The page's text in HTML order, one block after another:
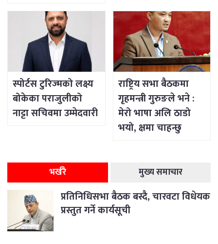
स्पोर्टस टुरिज्मको लक्ष्य
बोकेका पराजुलीको
नाट्टा सचिवमा उम्मेदवारी
राष्ट्रिय सभा बैठकमा
गृहमन्त्री गुरुङले भने :
मेरो भाषा अलि ठाडो
भयो, क्षमा चाहन्छु
भर्खरै मुख्य समाचार
प्रतिनिधिसभा बैठक बस्दै, चारवटा विधेयक
प्रस्तुत गर्ने कार्यसूची